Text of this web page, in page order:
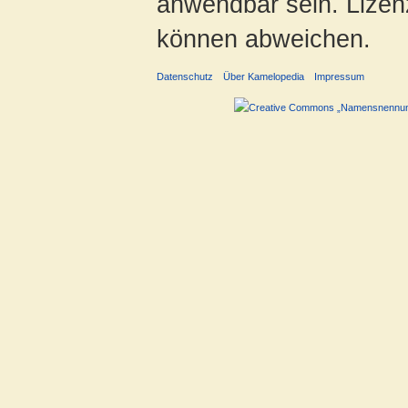
können abweichen.
Datenschutz Über Kamelopedia Impressum